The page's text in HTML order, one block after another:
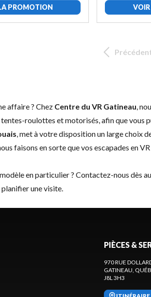
PROMOTION
affaire ? Chez Centre du VR Gatineau ,
roulottes et motorisés, afin que vous
, met à votre disposition un large choix
faisons en sorte que vos escapades en
en particulier ? Contactez-nous dès
une visite.
PIÈCES &
970 RUE
GATINEAU ,
J8L 3H3
ITINÉRAIRE